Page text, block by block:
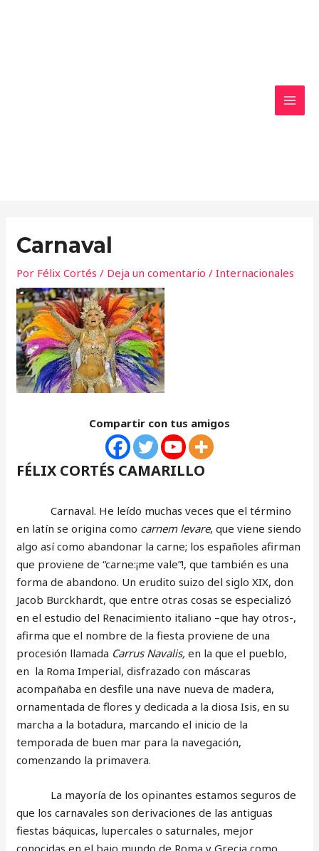
Carnaval
Por Félix Cortés/ Deja un comentario /Internacionales
Compartir con tus amigos
FÉLIX CORTÉS CAMARILLO
Carnaval. He leído muchas veces que el término
en latín se origina como carnem levare, que viene siendo
algo así como abandonar la carne; los españoles afirman
que proviene de “carne:¡me vale”!, que también es una
forma de abandono. Un erudito suizo del siglo XIX, don
Jacob Burckhardt, que entre otras cosas se especializó
en el estudio del Renacimiento italiano –que hay otros-,
afirma que el nombre de la fiesta proviene de una
procesión llamada Carrus Navalis,en la que el pueblo,
en la Roma Imperial, disfrazado con máscaras
acompañaba en desfile una nave nueva de madera,
ornamentada de flores y dedicada a la diosa Isis, en su
marcha a la botadura, marcando el inicio de la
temporada de buen mar para la navegación,
comenzando la primavera.
La mayoría de los opinantes estamos seguros de
que los carnavales son derivaciones de las antiguas
fiestas báquicas, lupercales o saturnales, mejor
conocidas en el bajo mundo de Roma y Grecia como